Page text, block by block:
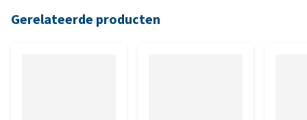
Gerelateerde producten